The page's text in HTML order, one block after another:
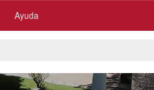
Ayuda